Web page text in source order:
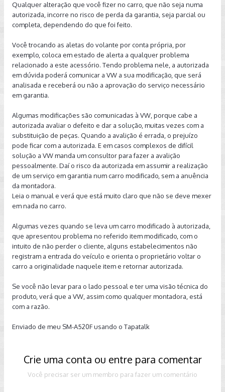
Qualquer alteração que você fizer no carro, que não seja numa
autorizada, incorre no risco de perda da garantia, seja parcial ou
completa, dependendo do que foi feito.
Você trocando as aletas do volante por conta própria, por
exemplo, coloca em estado de alerta a qualquer problema
relacionado a este acessório. Tendo problema nele, a autorizada
em dúvida poderá comunicar a VW a sua modificação, que será
analisada e receberá ou não a aprovação do serviço necessário
em garantia.
Algumas modificações são comunicadas à VW, porque cabe a
autorizada avaliar o defeito e dar a solução, muitas vezes com a
substituição de peças. Quando a avalição é errada, o prejuízo
pode ficar com a autorizada. E em casos complexos de difícil
solução a VW manda um consultor para fazer a avalição
pessoalmente. Daí o risco da autorizada em assumir a realização
de um serviço em garantia num carro modificado, sem a anuência
da montadora.
Leia o manual e verá que está muito claro que não se deve mexer
em nada no carro.
Algumas vezes quando se leva um carro modificado à autorizada,
que apresentou problema no referido item modificado, com o
intuito de não perder o cliente, alguns estabelecimentos não
registram a entrada do veículo e orienta o proprietário voltar o
carro a originalidade naquele item e retornar autorizada.
Se você não levar para o lado pessoal e ter uma visão técnica do
produto, verá que a VW, assim como qualquer montadora, está
com a razão.
Enviado de meu SM-A520F usando o Tapatalk
Crie uma conta ou entre para comentar
Você precisar ser um membro para fazer um comentário